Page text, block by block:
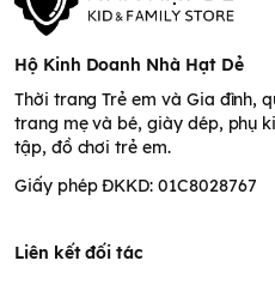
Hộ Kinh Doanh Nhà Hạt Dẻ
Thời trang Trẻ em và Gia đình,
trang mẹ và bé, giày dép, phụ
tập, đồ chơi trẻ em.
Giấy phép ĐKKD: 01C8028767
Liên kết đối tác